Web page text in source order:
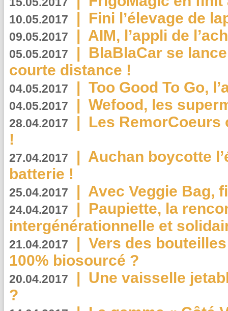
10.05.2017 | Fini l’élevage de
09.05.2017 | AIM, l’appli de
05.05.2017 | BlaBlaCar se
courte distance !
04.05.2017 | Too Good To Go,
04.05.2017 | Wefood, les
28.04.2017 | Les RemorCoeurs
!
27.04.2017 | Auchan boycotte
batterie !
25.04.2017 | Avec Veggie Bag,
24.04.2017 | Paupiette, la
intergénérationnelle et
21.04.2017 | Vers des
100% biosourcé ?
20.04.2017 | Une vaisselle
?